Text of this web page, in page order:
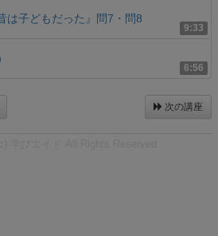
9:33
は子どもだった』問7・問8
6:56
次の講座